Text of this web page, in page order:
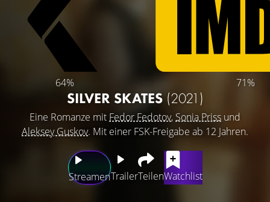
64% 71%
SILVER SKATES(2021)
Eine Romanze mit Fedor Fedotov, Sonia Priss und
Aleksey Guskov. Mit einer FSK-Freigabe ab 12 Jahren.
StreamenTrailerTeilenWatchlist